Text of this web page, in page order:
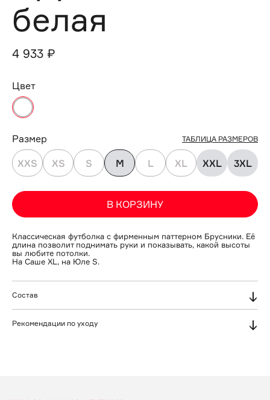
белая
4 933 ₽
Цвет
Размер ТАБЛИЦА РАЗМЕРОВ
XXS XS S M L XL XXL 3XL
В КОРЗИНУ
Классическая футболка с фирменным паттерном Брусники. Её
длина позволит поднимать руки и показывать, какой высоты
вы любите потолки.
На Саше XL, на Юле S.
Состав
Рекомендации по уходу